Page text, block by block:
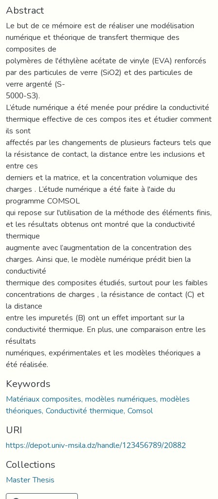
Abstract
Le but de ce mémoire est de réaliser une modélisation
numérique et théorique de transfert thermique des
composites de
polymères de l'éthylène acétate de vinyle (EVA) renforcés
par des particules de verre (SiO2) et des particules de
verre argenté (S-
5000-S3).
L’étude numérique a été menée pour prédire la conductivité
thermique effective de ces compos ites et étudier comment
ils sont
affectés par les changements de plusieurs facteurs tels que
la résistance de contact, la distance entre les inclusions et
entre ces
derniers et la matrice, et la concentration volumique des
charges . L’étude numérique a été faite à l'aide du
programme COMSOL
qui repose sur l'utilisation de la méthode des éléments finis,
et les résultats obtenus ont montré que la conductivité
thermique
augmente avec l’augmentation de la concentration des
charges. Ainsi que, le modèle numérique prédit bien la
conductivité
thermique des composites étudiés, surtout pour les faibles
concentrations de charges , la résistance de contact (C) et
la distance
entre les impuretés (B) ont un effet important sur la
conductivité thermique. En plus, une comparaison entre les
résultats
numériques, expérimentales et les modèles théoriques a
été réalisée.
Keywords
Matériaux composites, modèles numériques, modèles
théoriques, Conductivité thermique, Comsol
URI
https://depot.univ-msila.dz/handle/123456789/20882
Collections
Master Thesis